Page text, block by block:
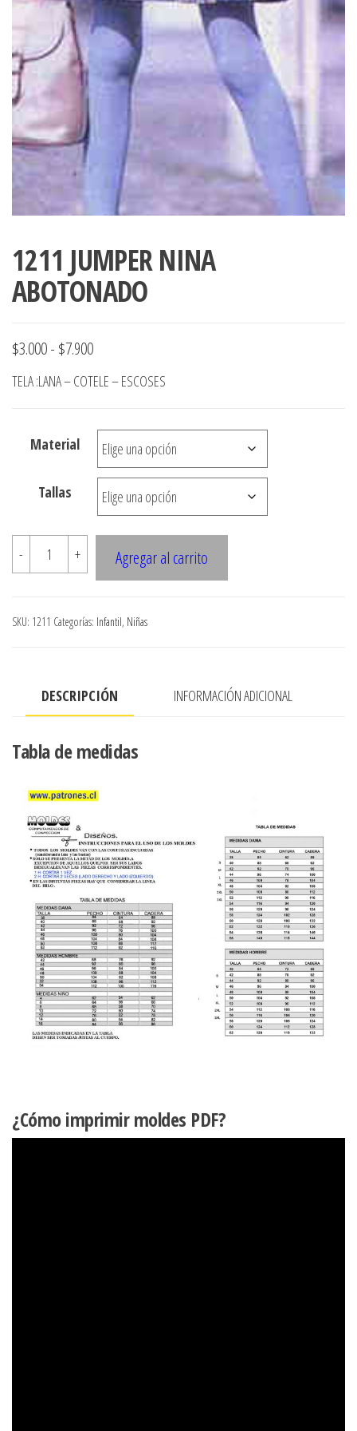
1211 JUMPER NINA
ABOTONADO
$3.000- $7.900Rango
de
desde
$3.000
hasta
$7.900
TELA :LANA – COTELE – ESCOSES
Material
Tallas
-
1211
JUMPER
ABOTONADO
cantidad
+ Agregar al carrito
SKU: 1211 Categorías: Infantil, Niñas
DESCRIPCIÓN INFORMACIÓN ADICIONAL
Tabla de medidas
¿Cómo imprimir moldes PDF?